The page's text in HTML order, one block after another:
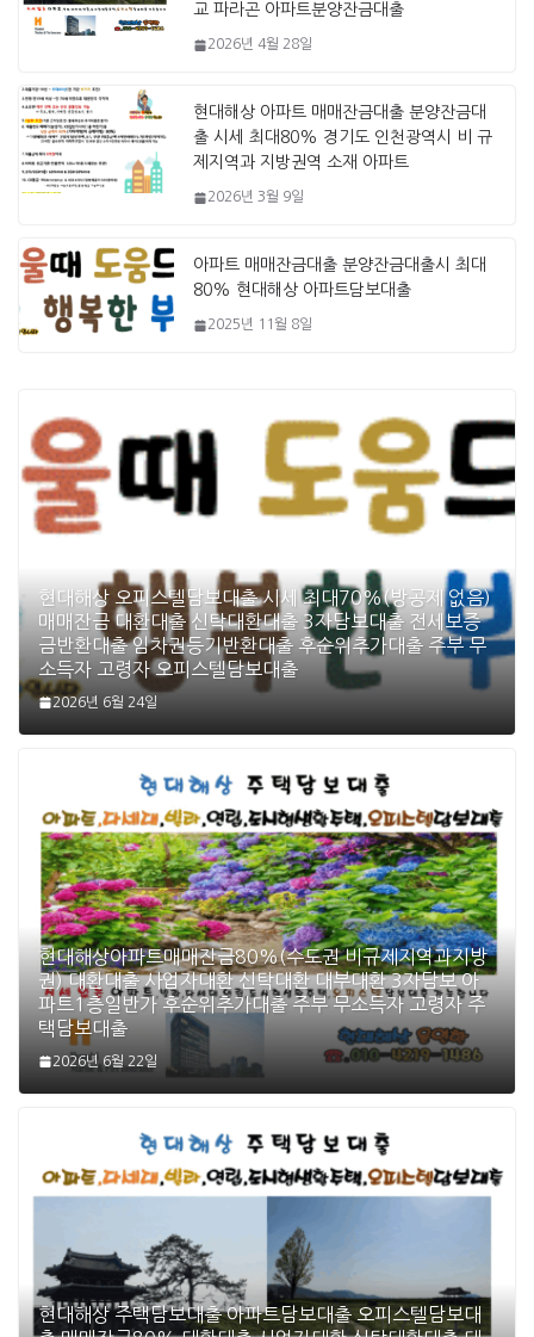
교 파라곤 아파트분양잔금대출
2026년 4월 28일
현대해상 아파트 매매잔금대출 분양잔금대
출 시세 최대80% 경기도 인천광역시 비 규
제지역과 지방권역 소재 아파트
2026년 3월 9일
아파트 매매잔금대출 분양잔금대출시 최대
80% 현대해상 아파트담보대출
2025년 11월 8일
현대해상 오피스텔담보대출 시세 최대70%(방공제 없음)
매매잔금 대환대출 신탁대환대출 3자담보대출 전세보증
금반환대출 임차권등기반환대출 후순위추가대출 주부 무
소득자 고령자 오피스텔담보대출
2026년 6월 24일
현대해상아파트매매잔금80%(수도권 비규제지역과지방
권) 대환대출 사업자대환 신탁대환 대부대환 3자담보 아
파트1층일반가 후순위추가대출 주부 무소득자 고령자 주
택담보대출
2026년 6월 22일
현대해상 주택담보대출 아파트담보대출 오피스텔담보대